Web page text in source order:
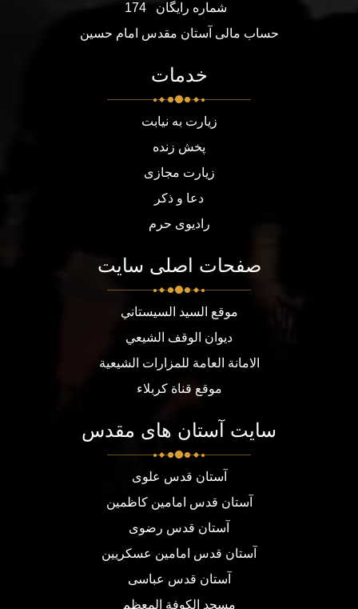
شماره رایگان
174
حساب مالی آستان مقدس امام حسین
خدمات
زیارت به نیابت
پخش زنده
زیارت مجازی
دعا و ذکر
رادیوی حرم
صفحات اصلی سایت
موقع السيد السيستاني
ديوان الوقف الشيعي
الامانة العامة للمزارات الشيعية
موقع قناة كربلاء
سایت آستان های مقدس
آستان قدس علوی
آستان قدس امامین کاظمین
آستان قدس رضوی
آستان قدس امامین عسکریین
آستان قدس عباسی
مسجد الكوفة المعظم